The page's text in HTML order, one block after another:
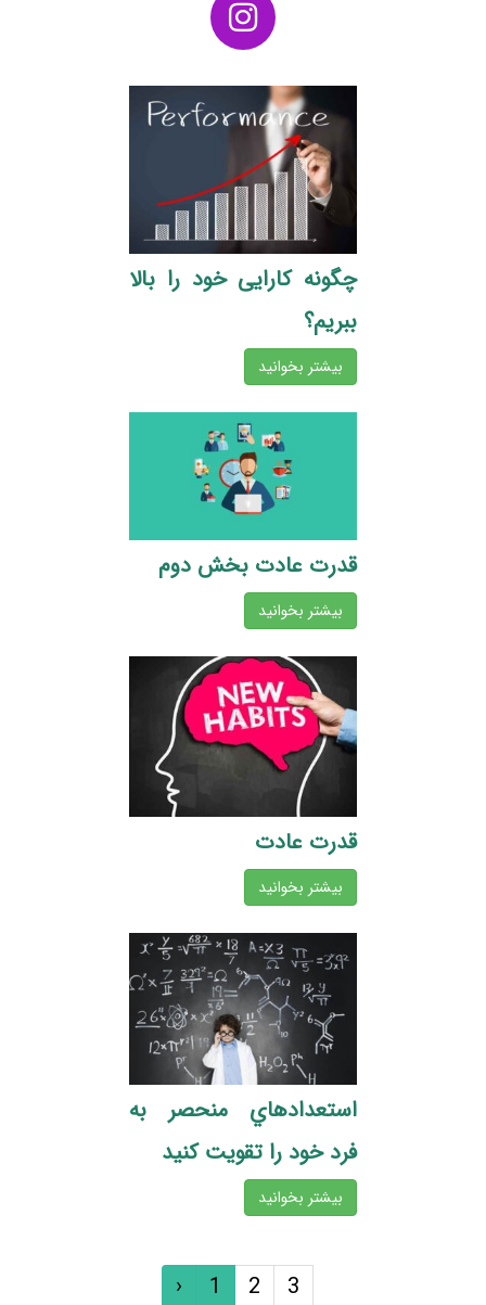
چگونه کارایی خود را بالا
ببریم؟
بیشتر بخوانید
قدرت عادت بخش دوم
بیشتر بخوانید
قدرت عادت
بیشتر بخوانید
استعدادهاي منحصر به
فرد خود را تقويت کنيد
بیشتر بخوانید
‹ 1 2
3